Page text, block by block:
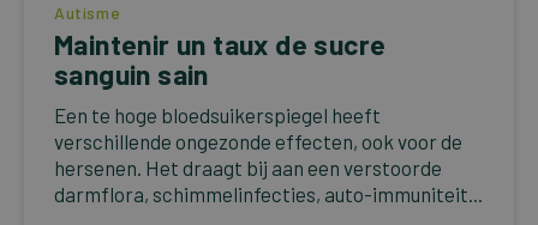
Autisme
Maintenir un taux de sucre
sanguin sain
Een te hoge bloedsuikerspiegel heeft
verschillende ongezonde effecten, ook voor de
hersenen. Het draagt bij aan een verstoorde
darmflora, schimmelinfecties, auto-immuniteit...